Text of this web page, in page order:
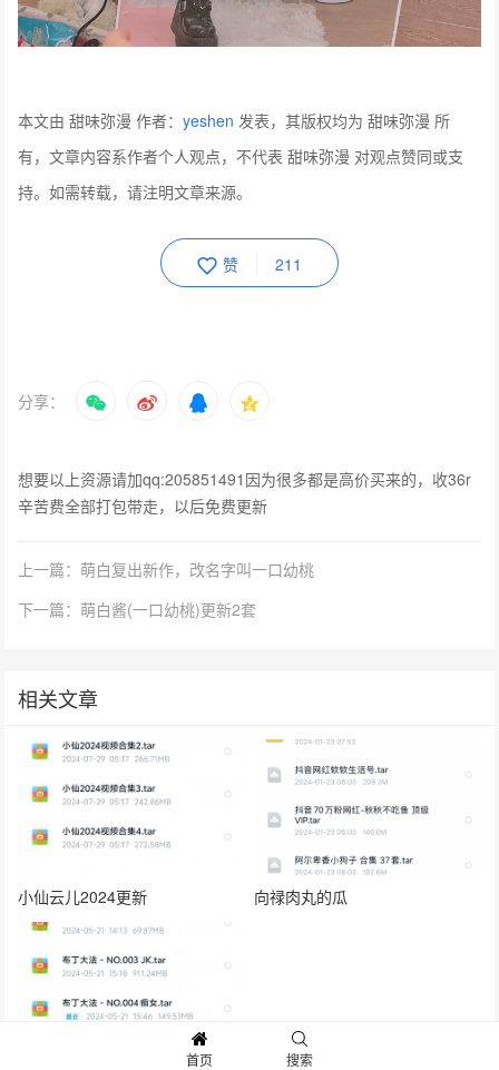
本文由 甜味弥漫 作者：yeshen 发表，其版权均为 甜味弥漫 所
有，文章内容系作者个人观点，不代表 甜味弥漫 对观点赞同或支
持。如需转载，请注明文章来源。
赞 211
分享：
想要以上资源请加qq:205851491因为很多都是高价买来的，收36r
辛苦费全部打包带走，以后免费更新
上一篇：萌白复出新作，改名字叫一口幼桃
下一篇：萌白酱(一口幼桃)更新2套
相关文章
小仙云儿2024更新 向禄肉丸的瓜
首页 搜索